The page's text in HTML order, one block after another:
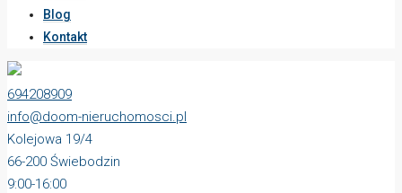
Blog
Kontakt
694208909
info@doom-nieruchomosci.pl
Kolejowa 19/4
66-200 Świebodzin
9:00-16:00